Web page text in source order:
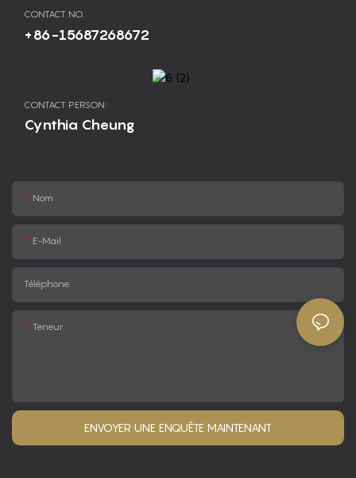
CONTACT NO.
+86-15687268672
CONTACT PERSON:
Cynthia Cheung
Nom
E-Mail
Téléphone
Teneur
ENVOYER UNE ENQUÊTE MAINTENANT